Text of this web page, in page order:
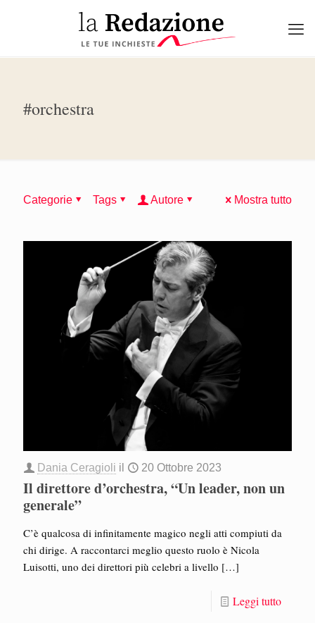
#orchestra
Categorie Tags Autore Mostra tutto
Dania Ceragioli il 20 Ottobre 2023
Il direttore d’orchestra, “Un leader, non un
generale”
C’è qualcosa di infinitamente magico negli atti compiuti da
chi dirige. A raccontarci meglio questo ruolo è Nicola
Luisotti, uno dei direttori più celebri a livello […]
Leggi tutto